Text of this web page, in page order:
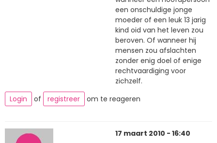
een onschuldige jonge
moeder of een leuk 13 jarig
kind oid van het leven zou
beroven. Of wanneer hij
mensen zou afslachten
zonder enig doel of enige
rechtvaardiging voor
zichzelf.
Login
of registreer om te reageren
17 maart 2010 - 16:40